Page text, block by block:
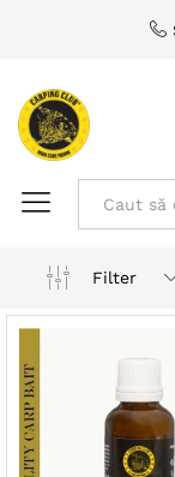
Filter